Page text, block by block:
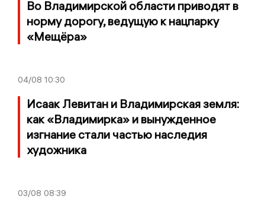
Во Владимирской области приводят в
норму дорогу, ведущую к нацпарку
«Мещёра»
04/08 10:30
Исаак Левитан и Владимирская земля:
как «Владимирка» и вынужденное
изгнание стали частью наследия
художника
03/08 08:39